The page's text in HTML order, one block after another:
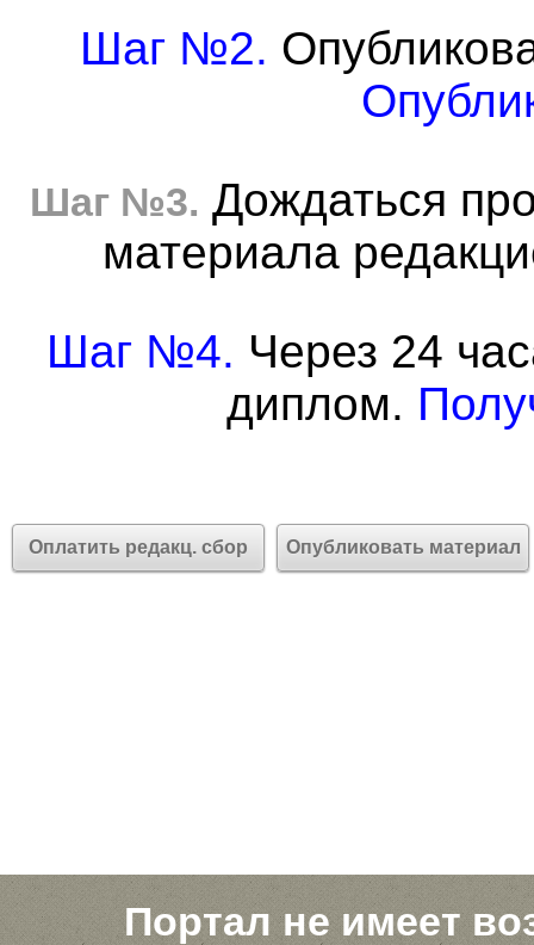
Шаг №2.
Шаг №3. Дождаться
материала
Шаг №4. Через 24
диплом.
Оплатить редакц. сбор Опубликовать материал
Портал не имеет